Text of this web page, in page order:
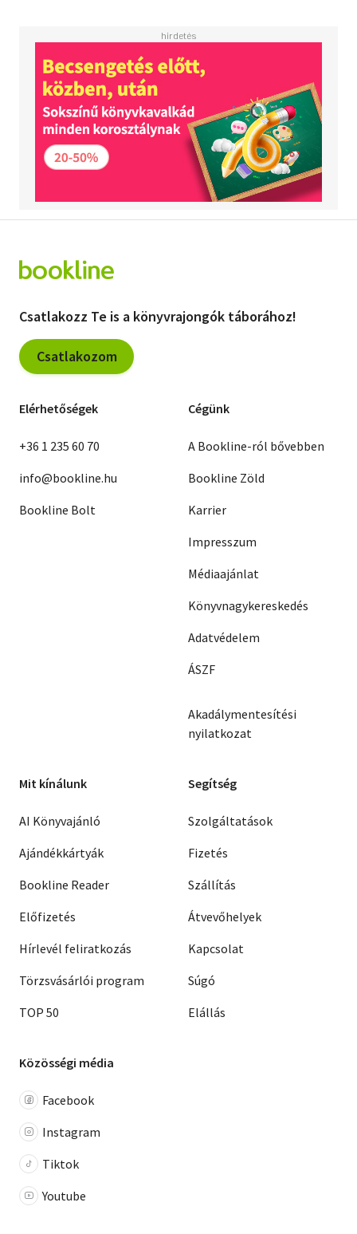
Csatlakozz Te is a könyvrajongók táborához!
Csatlakozom
Elérhetőségek
+36 1 235 60 70
info@bookline.hu
Bookline Bolt
Cégünk
A Bookline-ról bővebben
Bookline Zöld
Karrier
Impresszum
Médiaajánlat
Könyvnagykereskedés
Adatvédelem
ÁSZF
Akadálymentesítési
nyilatkozat
Mit kínálunk
AI Könyvajánló
Ajándékkártyák
Bookline Reader
Előfizetés
Hírlevél feliratkozás
Törzsvásárlói program
TOP 50
Segítség
Szolgáltatások
Fizetés
Szállítás
Átvevőhelyek
Kapcsolat
Súgó
Elállás
Közösségi média
Facebook
Instagram
Tiktok
Youtube